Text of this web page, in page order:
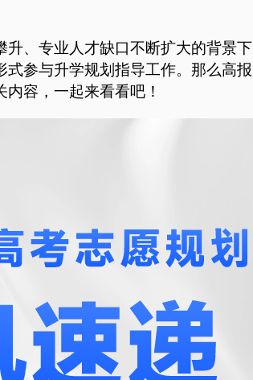
、专业人才缺口不断扩大的背景
参与升学规划指导工作。那么高
容，一起来看看吧！